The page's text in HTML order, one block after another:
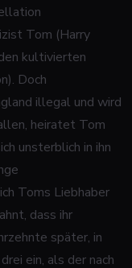
Tom (Harry
kultivierten
Doch
illegal und wird
heiratet Tom
unsterblich in ihn
Toms Liebhaber
dass ihr
später, in
ein, als der nach